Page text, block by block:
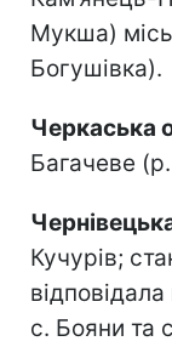
Мукша)
Богушівка).
Черкаська
Багачеве
Кучурів;
с. Бояни та